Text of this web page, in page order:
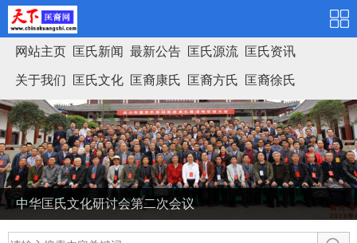
网站主页 匡氏新闻 最新公告 匡氏源流 匡氏资讯
关于我们 匡氏文化 匡裔康氏 匡裔方氏 匡裔徐氏
匡氏家谱
中华匡氏文化研讨会第二次会议